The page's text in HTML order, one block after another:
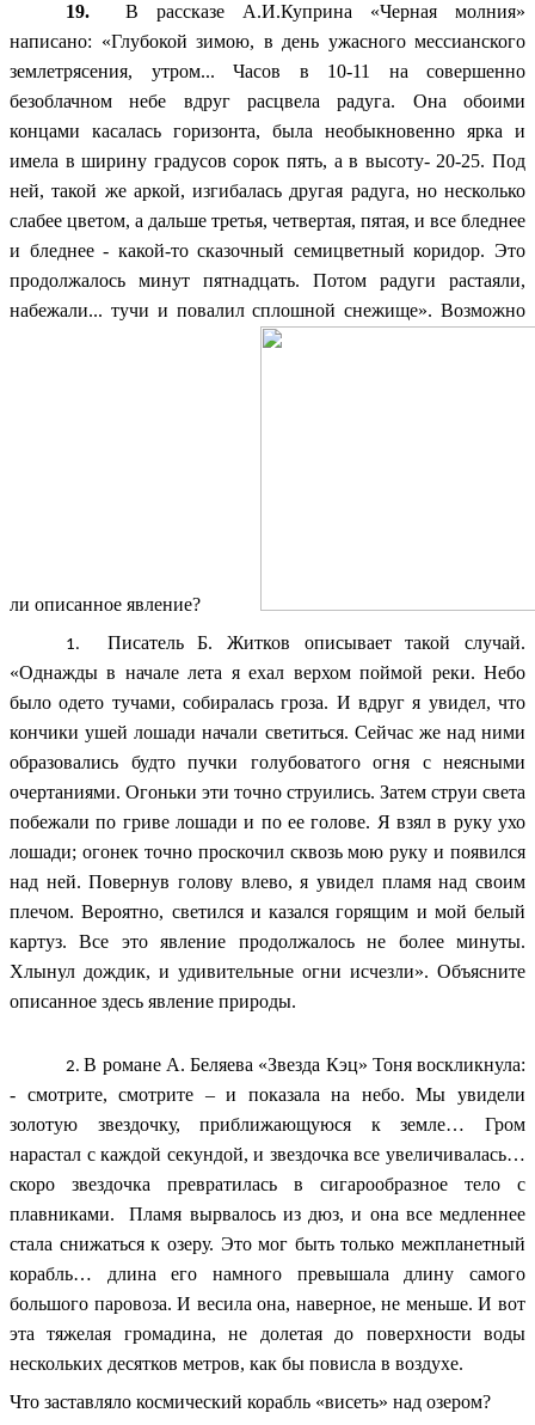
19. В рассказе А.И.Куприна «Черная молния»
написано: «Глубокой зимою, в день ужасного мессианского
землетрясения, утром... Часов в 10-11 на совершенно
безоблачном небе вдруг расцвела радуга. Она обоими
концами касалась горизонта, была необыкновенно ярка и
имела в ширину градусов сорок пять, а в высоту- 20-25. Под
ней, такой же аркой, изгибалась другая радуга, но несколько
слабее цветом, а дальше третья, четвертая, пятая, и все бледнее
и бледнее - какой-то сказочный семицветный коридор. Это
продолжалось минут пятнадцать. Потом радуги растаяли,
набежали... тучи и повалил сплошной снежище». Возможно
ли описанное явление?
Писатель Б. Житков описывает такой случай.
«Однажды в начале лета я ехал верхом поймой реки. Небо
было одето тучами, собиралась гроза. И вдруг я увидел, что
кончики ушей лошади начали светиться. Сейчас же над ними
образовались будто пучки голубоватого огня с неясными
очертаниями. Огоньки эти точно струились. Затем струи света
побежали по гриве лошади и по ее голове. Я взял в руку ухо
лошади; огонек точно проскочил сквозь мою руку и появился
над ней. Повернув голову влево, я увидел пламя над своим
плечом. Вероятно, светился и казался горящим и мой белый
картуз. Все это явление продолжалось не более минуты.
Хлынул дождик, и удивительные огни исчезли». Объясните
описанное здесь явление природы.
В романе А. Беляева «Звезда Кэц» Тоня воскликнула:
- смотрите, смотрите – и показала на небо. Мы увидели
золотую звездочку, приближающуюся к земле… Гром
нарастал с каждой секундой, и звездочка все увеличивалась…
скоро звездочка превратилась в сигарообразное тело с
плавниками. Пламя вырвалось из дюз, и она все медленнее
стала снижаться к озеру. Это мог быть только межпланетный
корабль… длина его намного превышала длину самого
большого паровоза. И весила она, наверное, не меньше. И вот
эта тяжелая громадина, не долетая до поверхности воды
нескольких десятков метров, как бы повисла в воздухе.
Что заставляло космический корабль «висеть» над озером?